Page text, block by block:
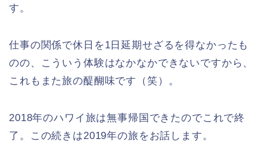
す。
仕事の関係で休日を1日延期せざるを得なかったも
のの、こういう体験はなかなかできないですから、
これもまた旅の醍醐味です（笑）。
2018年のハワイ旅は無事帰国できたのでこれで終
了。この続きは2019年の旅をお話します。